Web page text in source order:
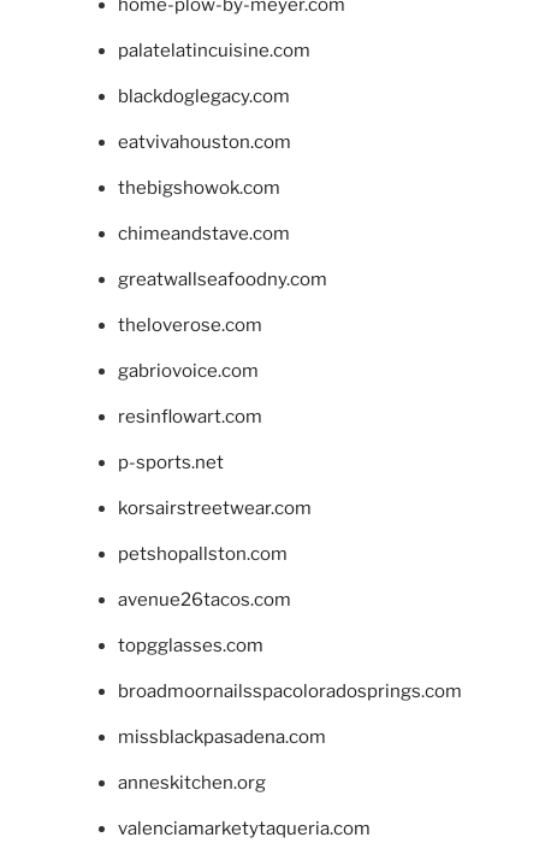
home-plow-by-meyer.com
palatelatincuisine.com
blackdoglegacy.com
eatvivahouston.com
thebigshowok.com
chimeandstave.com
greatwallseafoodny.com
theloverose.com
gabriovoice.com
resinflowart.com
p-sports.net
korsairstreetwear.com
petshopallston.com
avenue26tacos.com
topgglasses.com
broadmoornailsspacoloradosprings.com
missblackpasadena.com
anneskitchen.org
valenciamarketytaqueria.com